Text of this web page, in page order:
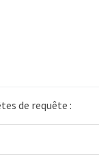
de requête :